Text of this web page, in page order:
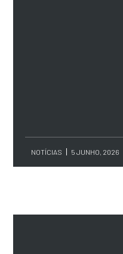
NOTÍCIAS 5 JUNHO, 2026